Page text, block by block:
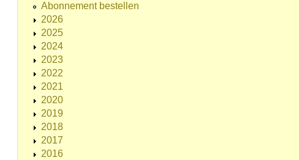
Abonnement bestellen
2026
2025
2024
2023
2022
2021
2020
2019
2018
2017
2016